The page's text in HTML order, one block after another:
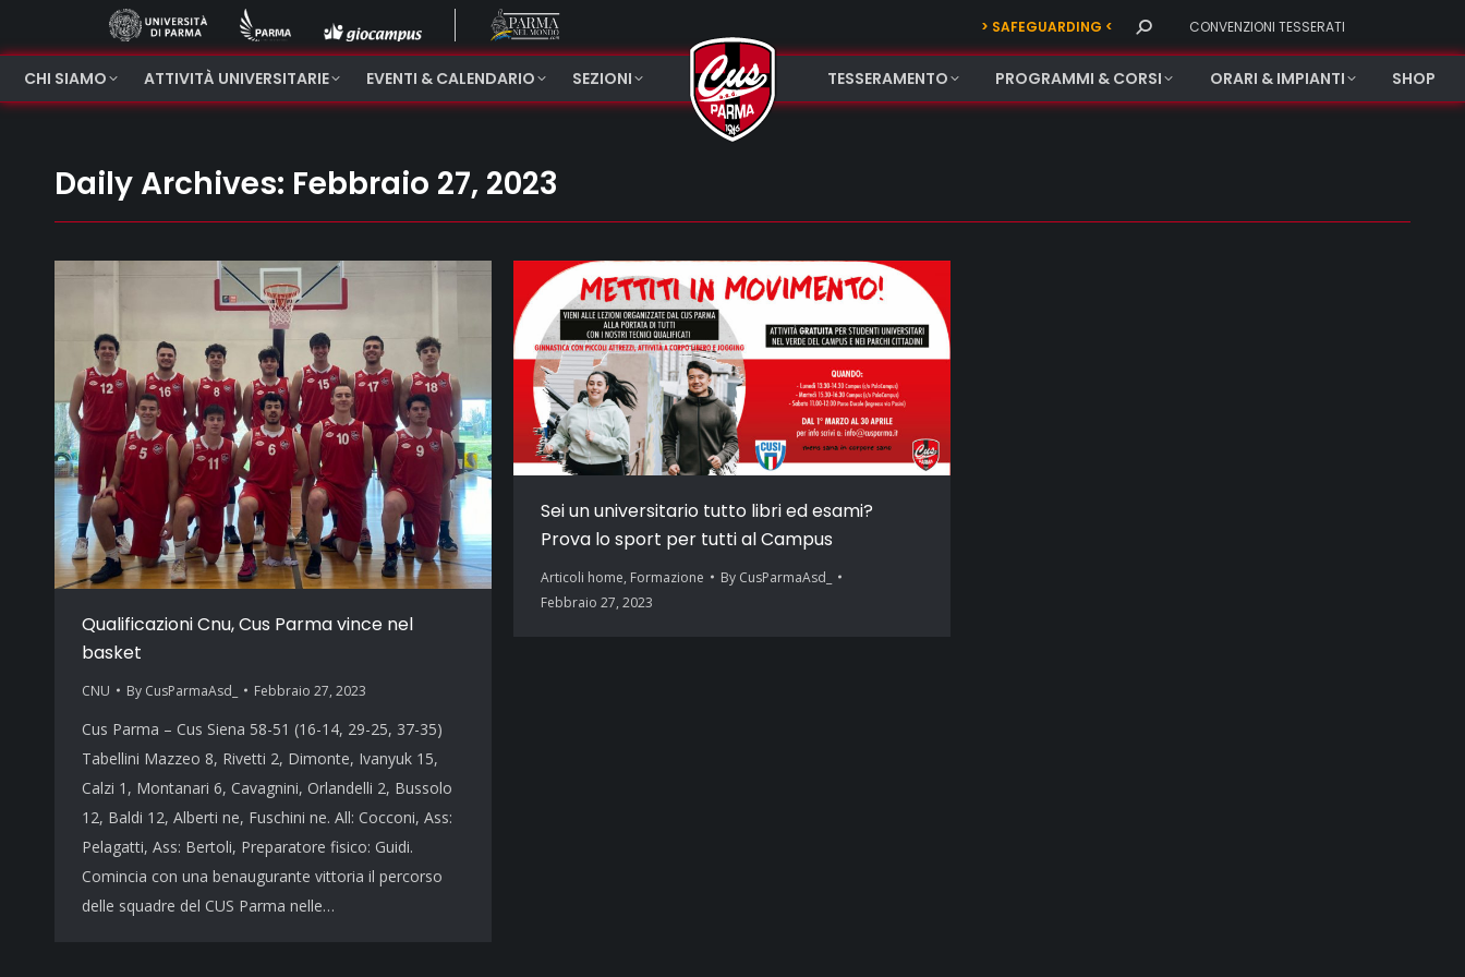
> SAFEGUARDING < Search: CONVENZIONI TESSERATI
CHI SIAMO ATTIVITÀ UNIVERSITARIE EVENTI & CALENDARIO SEZIONI TESSERAMENTO PROGRAMMI & CORSI ORARI & IMPIANTI SHOP
Daily Archives: Febbraio 27, 2023
Qualificazioni Cnu, Cus Parma vince nel
basket
CNU By CusParmaAsd_ Febbraio 27, 2023
Cus Parma – Cus Siena 58-51 (16-14, 29-25, 37-35)
Tabellini Mazzeo 8, Rivetti 2, Dimonte, Ivanyuk 15,
Calzi 1, Montanari 6, Cavagnini, Orlandelli 2, Bussolo
12, Baldi 12, Alberti ne, Fuschini ne. All: Cocconi, Ass:
Pelagatti, Ass: Bertoli, Preparatore fisico: Guidi.
Comincia con una benaugurante vittoria il percorso
delle squadre del CUS Parma nelle…
Sei un universitario tutto libri ed esami?
Prova lo sport per tutti al Campus
Articoli home, Formazione By CusParmaAsd_
Febbraio 27, 2023